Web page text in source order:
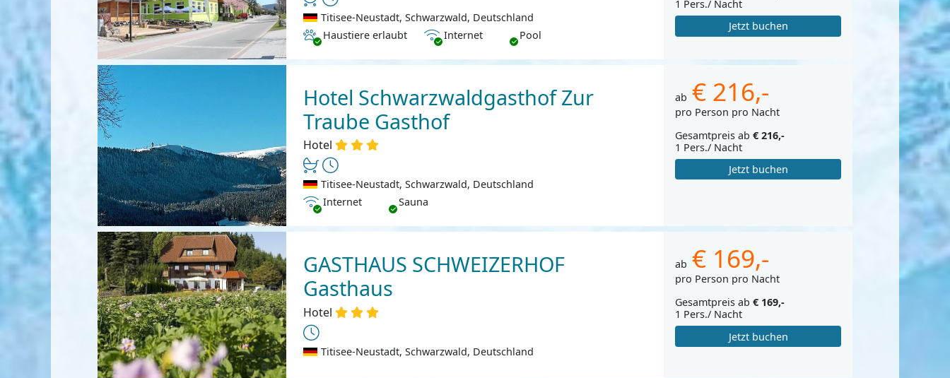
Titisee-Neustadt, Schwarzwald, Deutschland
Haustiere erlaubt
Haustiere erlaubt InternetInternet Pool
1 Pers./ Nacht
Jetzt buchen
Hotel Schwarzwaldgasthof Zur
Traube Gasthof
Hotel
Titisee-Neustadt, Schwarzwald, Deutschland
InternetInternet Sauna
ab € 216,-
pro Person pro Nacht
Gesamtpreis ab € 216,-
1 Pers./ Nacht
Jetzt buchen
GASTHAUS SCHWEIZERHOF
Gasthaus
Hotel
Titisee-Neustadt, Schwarzwald, Deutschland
ab € 169,-
pro Person pro Nacht
Gesamtpreis ab € 169,-
1 Pers./ Nacht
Jetzt buchen